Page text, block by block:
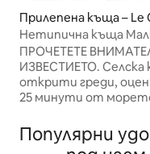
Прилепена къща – Le
Нетипична къща
Cailar 1 до 6Pe
ПРОЧЕТЕТЕ
ИЗВЕСТИЕТО. Селска
открити греди,
25 минути от
3 легла 140 см в 3
Бебешко
Популярни